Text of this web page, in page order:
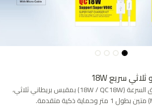
طقم شاحن جداري فائق السرعة (18W / QC18W) بمقبس بريطاني ثلاثي،